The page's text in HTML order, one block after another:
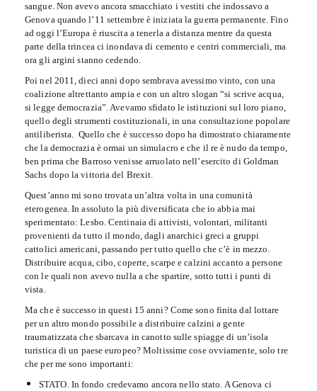
sangue. Non avevo ancora smacchiato i vestiti che indossavo a
Genova quando l’11 settembre è iniziata la guerra permanente. Fino
ad oggi l’Europa è riuscita a tenerla a distanza mentre da questa
parte della trincea ci inondava di cemento e centri commerciali, ma
ora gli argini stanno cedendo.
Poi nel 2011, dieci anni dopo sembrava avessimo vinto, con una
coalizione altrettanto ampia e con un altro slogan “si scrive acqua,
si legge democrazia”. Avevamo sfidato le istituzioni sul loro piano,
quello degli strumenti costituzionali, in una consultazione popolare
antiliberista. Quello che è successo dopo ha dimostrato chiaramente
che la democrazia è ormai un simulacro e che il re è nudo da tempo,
ben prima che Barroso venisse arruolato nell’esercito di Goldman
Sachs dopo la vittoria del Brexit.
Quest’anno mi sono trovata un’altra volta in una comunità
eterogenea. In assoluto la più diversificata che io abbia mai
sperimentato: Lesbo. Centinaia di attivisti, volontari, militanti
provenienti da tutto il mondo, dagli anarchici greci a gruppi
cattolici americani, passando per tutto quello che c’è in mezzo.
Distribuire acqua, cibo, coperte, scarpe e calzini accanto a persone
con le quali non avevo nulla a che spartire, sotto tutti i punti di
vista.
Ma che è successo in questi 15 anni? Come sono finita dal lottare
per un altro mondo possibile a distribuire calzini a gente
traumatizzata che sbarcava in canotto sulle spiagge di un’isola
turistica di un paese europeo? Moltissime cose ovviamente, solo tre
che per me sono importanti:
STATO. In fondo credevamo ancora nello stato. A Genova ci